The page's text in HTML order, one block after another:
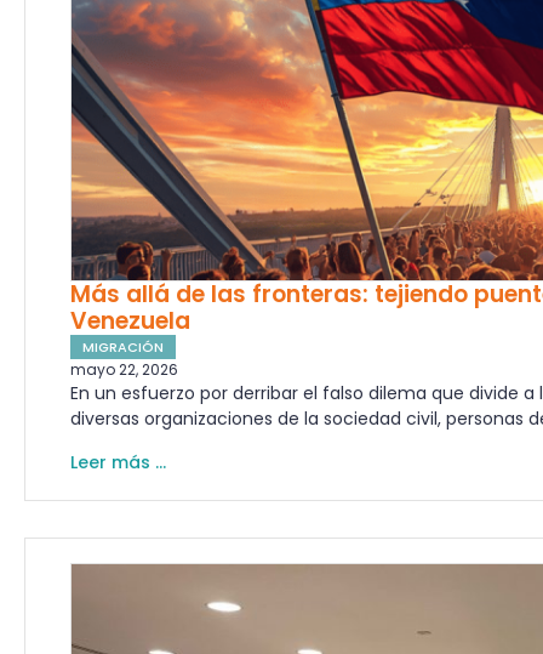
Más allá de las fronteras: tejiendo
Venezuela
MIGRACIÓN
mayo 22, 2026
En un esfuerzo por derribar el falso dilema que divide
diversas organizaciones de la sociedad civil, personas
Leer más ...